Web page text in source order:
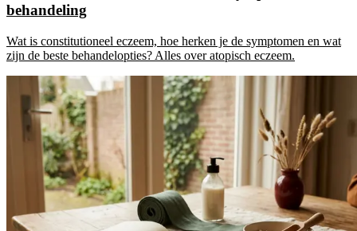
behandeling
Wat is constitutioneel eczeem, hoe herken je de symptomen en wat
zijn de beste behandelopties? Alles over atopisch eczeem.